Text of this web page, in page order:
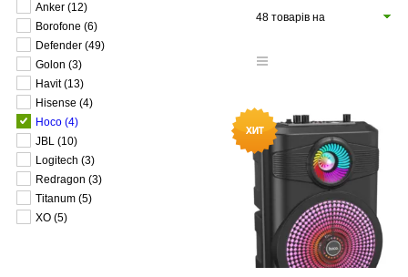
Anker (12)
Borofone (6)
Defender (49)
Golon (3)
Havit (13)
Hisense (4)
Hoco (4)
JBL (10)
Logitech (3)
Redragon (3)
Titanum (5)
XO (5)
48 товарів на